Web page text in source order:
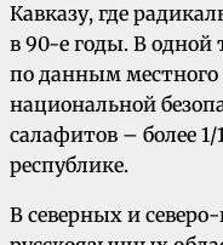
Кавказу, где
в 90-е годы. В одной
по данным
национальной
салафитов – более
республике.
В северных и